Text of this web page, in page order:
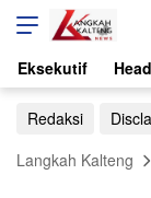
Eksekutif
Redaksi
Langkah Kalteng